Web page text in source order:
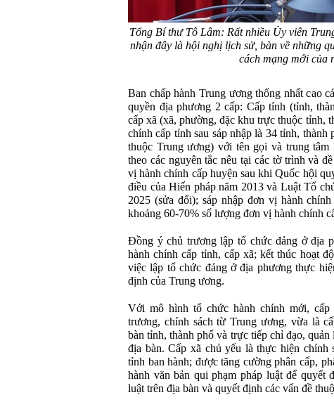
Tổng Bí thư Tô Lâm: Rất nhiều Ủy viên
nhận đây là hội nghị lịch sử, bàn về những
cách mạng mới của
Ban chấp hành Trung ương thống nhất cao
quyền địa phương 2 cấp: Cấp tỉnh (tỉnh,
cấp xã (xã, phường, đặc khu trực thuộc tỉnh,
chính cấp tỉnh sau sáp nhập là 34 tỉnh,
thuộc Trung ương) với tên gọi và trung
theo các nguyên tắc nêu tại các tờ trình và
vị hành chính cấp huyện sau khi Quốc hội
điều của Hiến pháp năm 2013 và Luật Tổ
2025 (sửa đổi); sáp nhập đơn vị hành
khoảng 60-70% số lượng đơn vị hành chính
Đồng ý chủ trương lập tổ chức đảng ở địa
hành chính cấp tỉnh, cấp xã; kết thúc hoạt
việc lập tổ chức đảng ở địa phương thực
định của Trung ương.
Với mô hình tổ chức hành chính mới,
trương, chính sách từ Trung ương, vừa là
bàn tỉnh, thành phố và trực tiếp chỉ đạo,
địa bàn. Cấp xã chủ yếu là thực hiện chính
tỉnh ban hành; được tăng cường phân cấp,
hành văn bản qui phạm pháp luật để quyết
luật trên địa bàn và quyết định các vấn đề